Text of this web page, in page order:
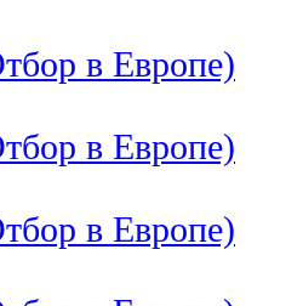
в Европе)
в Европе)
в Европе)